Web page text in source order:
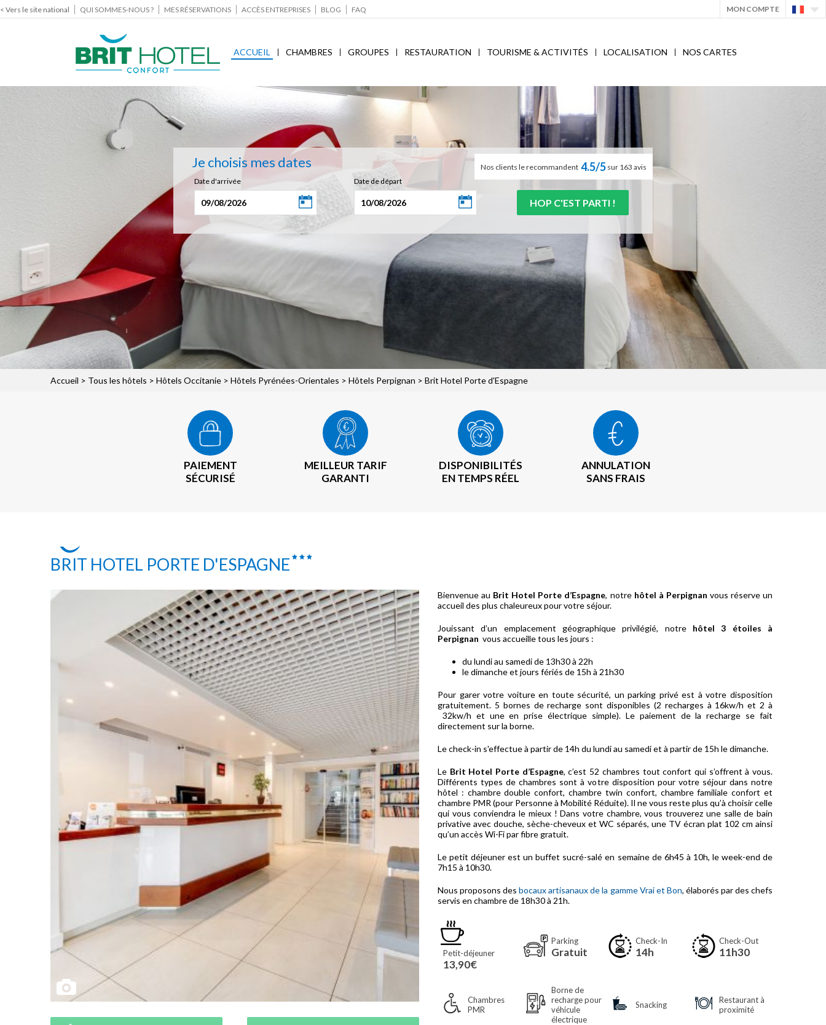
< Vers le site national QUI SOMMES-NOUS ? MES RÉSERVATIONS ACCÈS ENTREPRISES BLOG FAQ MON COMPTE
ACCUEIL CHAMBRES GROUPES RESTAURATION TOURISME & ACTIVITÉS LOCALISATION NOS CARTES
Je choisis mes dates Nos clients le recommandent 4.5/5 sur 163 avis
Date d'arrivée
Date de départ
Accueil > Tous les hôtels > Hôtels Occitanie > Hôtels Pyrénées-Orientales > Hôtels Perpignan > Brit Hotel Porte d'Espagne
PAIEMENT
SÉCURISÉ
MEILLEUR TARIF
GARANTI
DISPONIBILITÉS
EN TEMPS RÉEL
ANNULATION
SANS FRAIS
BRIT HOTEL PORTE D'ESPAGNE
Bienvenue au Brit Hotel Porte d’Espagne, notre hôtel à Perpignan vous réserve un
accueil des plus chaleureux pour votre séjour.
Jouissant d’un emplacement géographique privilégié, notre hôtel 3 étoiles à
Perpignan vous accueille tous les jours :
du lundi au samedi de 13h30 à 22h
le dimanche et jours fériés de 15h à 21h30
Pour garer votre voiture en toute sécurité, un parking privé est à votre disposition
gratuitement. 5 bornes de recharge sont disponibles (2 recharges à 16kw/h et 2 à
32kw/h et une en prise électrique simple). Le paiement de la recharge se fait
directement sur la borne.
Le check-in s'effectue à partir de 14h du lundi au samedi et à partir de 15h le dimanche.
Le Brit Hotel Porte d’Espagne, c’est 52 chambres tout confort qui s’offrent à vous.
Différents types de chambres sont à votre disposition pour votre séjour dans notre
hôtel : chambre double confort, chambre twin confort, chambre familiale confort et
chambre PMR (pour Personne à Mobilité Réduite). Il ne vous reste plus qu’à choisir celle
qui vous conviendra le mieux ! Dans votre chambre, vous trouverez une salle de bain
privative avec douche, sèche-cheveux et WC séparés, une TV écran plat 102 cm ainsi
qu’un accès Wi-Fi par fibre gratuit.
Le petit déjeuner est un buffet sucré-salé en semaine de 6h45 à 10h, le week-end de
7h15 à 10h30.
Nous proposons desbocaux artisanaux de la gamme Vrai et Bon, élaborés par des chefs
servis en chambre de 18h30 à 21h.
Petit-déjeuner
13,90€
Parking
Gratuit
Check-In
14h
Check-Out
11h30
Chambres
PMR
Borne de
recharge pour
véhicule
électrique
Snacking
Restaurant à
proximité